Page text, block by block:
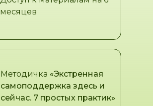
Методичка «Экстренная
самоподдержка здесь и
сейчас. 7 простых практик»
месяцев